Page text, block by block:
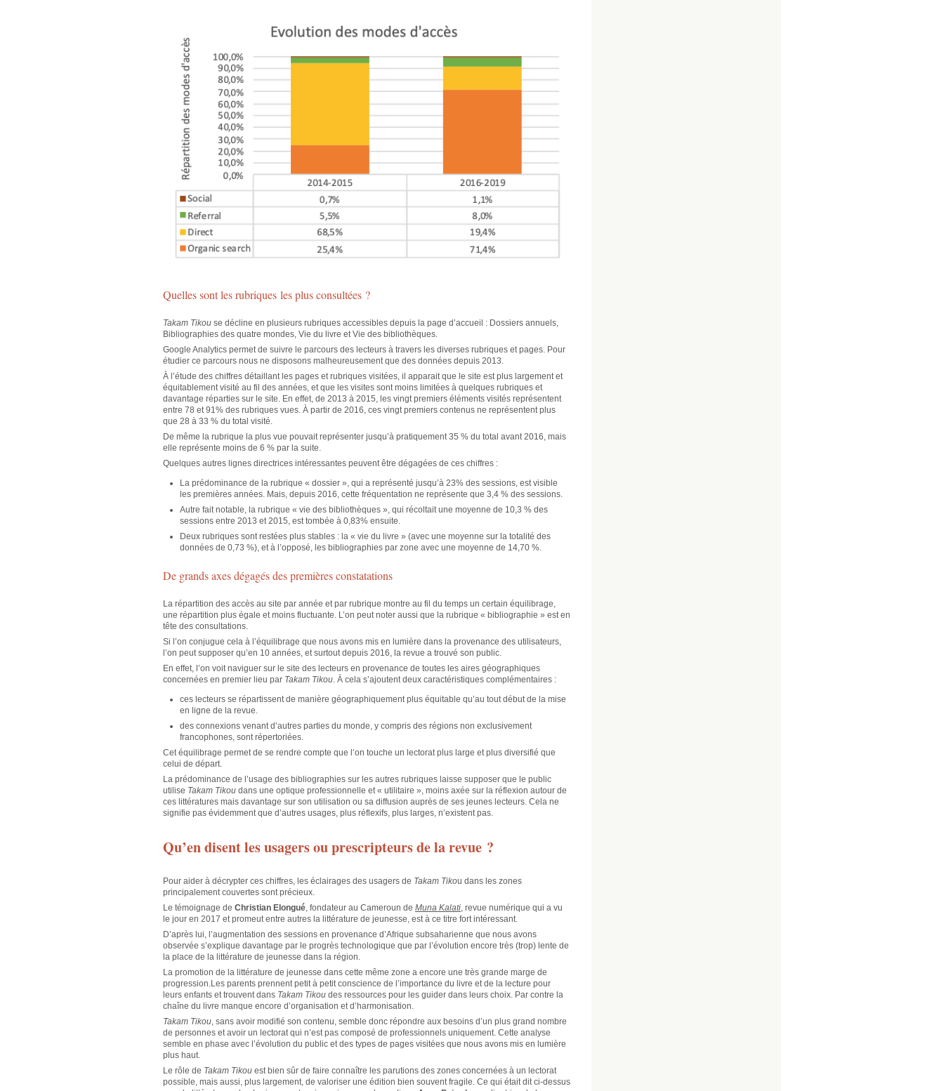
Quelles sont les rubriques les plus consultées ?
Takam Tikou se décline en plusieurs rubriques accessibles depuis la page d’accueil : Dossiers annuels,
Bibliographies des quatre mondes, Vie du livre et Vie des bibliothèques.
Google Analytics permet de suivre le parcours des lecteurs à travers les diverses rubriques et pages. Pour
étudier ce parcours nous ne disposons malheureusement que des données depuis 2013.
À l’étude des chiffres détaillant les pages et rubriques visitées, il apparait que le site est plus largement et
équitablement visité au fil des années, et que les visites sont moins limitées à quelques rubriques et
davantage réparties sur le site. En effet, de 2013 à 2015, les vingt premiers éléments visités représentent
entre 78 et 91% des rubriques vues. À partir de 2016, ces vingt premiers contenus ne représentent plus
que 28 à 33 % du total visité.
De même la rubrique la plus vue pouvait représenter jusqu’à pratiquement 35 % du total avant 2016, mais
elle représente moins de 6 % par la suite.
Quelques autres lignes directrices intéressantes peuvent être dégagées de ces chiffres :
La prédominance de la rubrique « dossier », qui a représenté jusqu’à 23% des sessions, est visible
les premières années. Mais, depuis 2016, cette fréquentation ne représente que 3,4 % des sessions.
Autre fait notable, la rubrique « vie des bibliothèques », qui récoltait une moyenne de 10,3 % des
sessions entre 2013 et 2015, est tombée à 0,83% ensuite.
Deux rubriques sont restées plus stables : la « vie du livre » (avec une moyenne sur la totalité des
données de 0,73 %), et à l’opposé, les bibliographies par zone avec une moyenne de 14,70 %.
De grands axes dégagés des premières constatations
La répartition des accès au site par année et par rubrique montre au fil du temps un certain équilibrage,
une répartition plus égale et moins fluctuante. L’on peut noter aussi que la rubrique « bibliographie » est en
tête des consultations.
Si l’on conjugue cela à l’équilibrage que nous avons mis en lumière dans la provenance des utilisateurs,
l’on peut supposer qu’en 10 années, et surtout depuis 2016, la revue a trouvé son public.
En effet, l’on voit naviguer sur le site des lecteurs en provenance de toutes les aires géographiques
concernées en premier lieu par Takam Tikou . À cela s’ajoutent deux caractéristiques complémentaires :
ces lecteurs se répartissent de manière géographiquement plus équitable qu’au tout début de la mise
en ligne de la revue.
des connexions venant d’autres parties du monde, y compris des régions non exclusivement
francophones, sont répertoriées.
Cet équilibrage permet de se rendre compte que l’on touche un lectorat plus large et plus diversifié que
celui de départ.
La prédominance de l’usage des bibliographies sur les autres rubriques laisse supposer que le public
utilise Takam Tikou dans une optique professionnelle et « utilitaire », moins axée sur la réflexion autour de
ces littératures mais davantage sur son utilisation ou sa diffusion auprès de ses jeunes lecteurs. Cela ne
signifie pas évidemment que d’autres usages, plus réflexifs, plus larges, n’existent pas.
Qu’en disent les usagers ou prescripteurs de la revue ?
Pour aider à décrypter ces chiffres, les éclairages des usagers de Takam Tikou dans les zones
principalement couvertes sont précieux.
Le témoignage de Christian Elongué , fondateur au Cameroun de Muna Kalati , revue numérique qui a vu
le jour en 2017 et promeut entre autres la littérature de jeunesse, est à ce titre fort intéressant.
D’après lui, l’augmentation des sessions en provenance d’Afrique subsaharienne que nous avons
observée s’explique davantage par le progrès technologique que par l’évolution encore très (trop) lente de
la place de la littérature de jeunesse dans la région.
La promotion de la littérature de jeunesse dans cette même zone a encore une très grande marge de
progression.Les parents prennent petit à petit conscience de l’importance du livre et de la lecture pour
leurs enfants et trouvent dans Takam Tikou des ressources pour les guider dans leurs choix. Par contre la
chaîne du livre manque encore d’organisation et d’harmonisation.
Takam Tikou , sans avoir modifié son contenu, semble donc répondre aux besoins d’un plus grand nombre
de personnes et avoir un lectorat qui n’est pas composé de professionnels uniquement. Cette analyse
semble en phase avec l’évolution du public et des types de pages visitées que nous avons mis en lumière
plus haut.
Le rôle de Takam Tikou est bien sûr de faire connaître les parutions des zones concernées à un lectorat
possible, mais aussi, plus largement, de valoriser une édition bien souvent fragile. Ce qui était dit ci-dessus